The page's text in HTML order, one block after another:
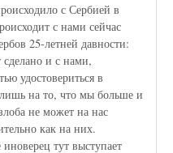
с Сербией в
с нами сейчас
25-летней давности:
и с нами,
удостовериться в
на то, что мы больше и
не может на нас
как на них.
тут выступает